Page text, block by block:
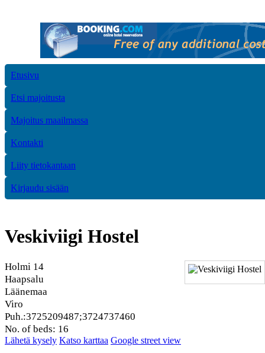
Etusivu
Etsi majoitusta
Majoitus maailmassa
Kontakti
Liity tietokantaan
Kirjaudu sisään
Veskiviigi Hostel
Holmi 14
Haapsalu
Läänemaa
Viro
Puh.:3725209487;3724737460
No. of beds: 16
Lähetä kysely Katso karttaa Google street view